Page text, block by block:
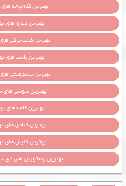
بهترین کله پاچه
بهترین دیزی های
بهترین کباب ترکی
بهترین پاستا های
بهترین ساندویچی
بهترین سوشی های
بهترین کافه های
بهترین قنادی های
بهترین قلیان های
بهترین رستوران های دی